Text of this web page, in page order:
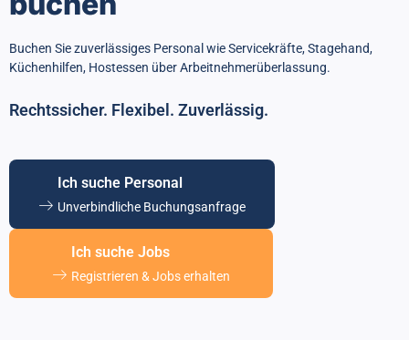
Buchen Sie zuverlässiges Personal wie Servicekräfte, Stagehand,
Küchenhilfen, Hostessen über Arbeitnehmerüberlassung.
Rechtssicher. Flexibel. Zuverlässig.
Ich suche Personal
Unverbindliche Buchungsanfrage
Ich suche Jobs
Registrieren & Jobs erhalten